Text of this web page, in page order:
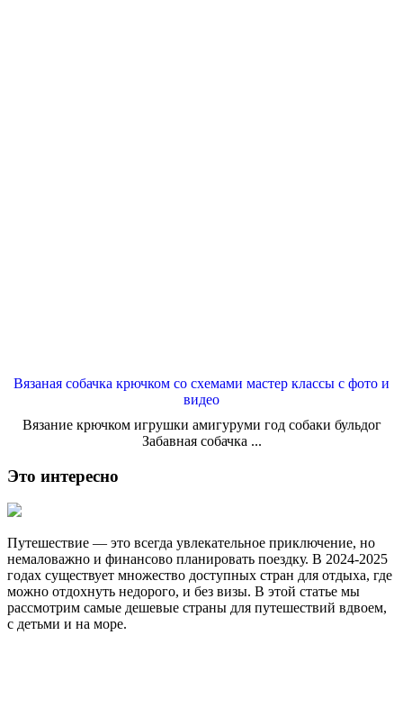
Вязаная собачка крючком со схемами мастер классы с фото и
видео
Вязание крючком игрушки амигуруми год собаки бульдог
Забавная собачка ...
Это интересно
Путешествие — это всегда увлекательное приключение, но
немаловажно и финансово планировать поездку. В 2024-2025
годах существует множество доступных стран для отдыха, где
можно отдохнуть недорого, и без визы. В этой статье мы
рассмотрим самые дешевые страны для путешествий вдвоем,
с детьми и на море.